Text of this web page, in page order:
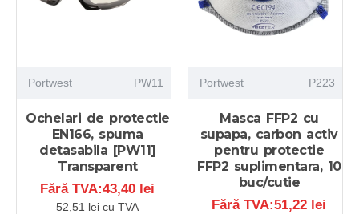
Portwest PW11
Ochelari de protectie
EN166, spuma
detasabila [PW11]
Transparent
Fără TVA:43,40 lei
52,51 lei cu TVA
Portwest P223
Masca FFP2 cu
supapa, carbon activ
pentru protectie
FFP2 suplimentara, 10
buc/cutie
Fără TVA:51,22 lei